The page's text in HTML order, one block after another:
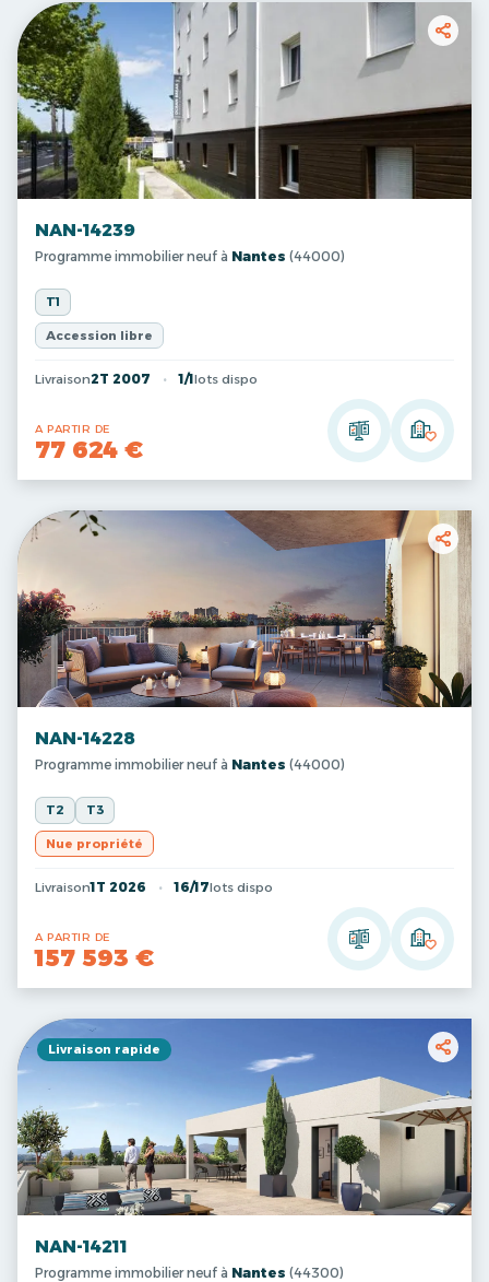
NAN-14239
Programme immobilier neuf à Nantes (44000)
T1
Accession libre
Livraison2T 2007 1/1 lots dispo
A PARTIR DE
77 624 €
NAN-14228
Programme immobilier neuf à Nantes (44000)
T2 T3
Nue propriété
Livraison1T 2026 16/17lots dispo
A PARTIR DE
157 593 €
Livraison rapide
NAN-14211
Programme immobilier neuf à Nantes (44300)